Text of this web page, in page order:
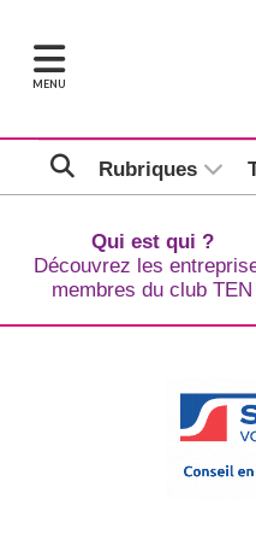
MENU
Rubriques
Qui est qui ?
Découvrez les
membres du club TEN